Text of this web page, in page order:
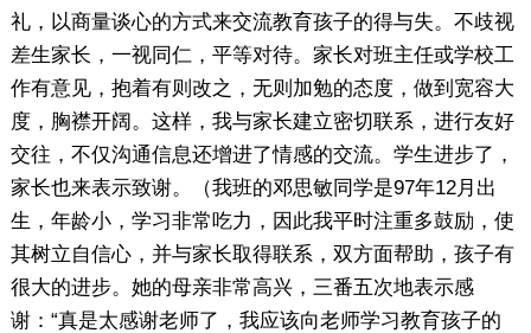
礼，以商量谈心的方式来交流教育孩子的得与失。不歧视
差生家长，一视同仁，平等对待。家长对班主任或学校工
作有意见，抱着有则改之，无则加勉的态度，做到宽容大
度，胸襟开阔。这样，我与家长建立密切联系，进行友好
交往，不仅沟通信息还增进了情感的交流。学生进步了，
家长也来表示致谢。（我班的邓思敏同学是97年12月出
生，年龄小，学习非常吃力，因此我平时注重多鼓励，使
其树立自信心，并与家长取得联系，双方面帮助，孩子有
很大的进步。她的母亲非常高兴，三番五次地表示感
谢：“真是太感谢老师了，我应该向老师学习教育孩子的